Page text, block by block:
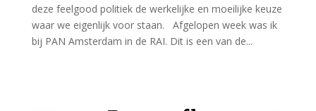
deze feelgood politiek de werkelijke en moeilijke keuze
waar we eigenlijk voor staan. Afgelopen week was ik
bij PAN Amsterdam in de RAI. Dit is een van de...